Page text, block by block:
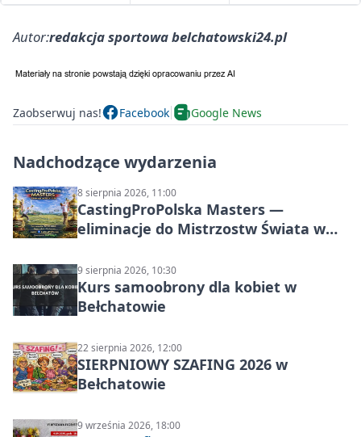
Autor:redakcja sportowa belchatowski24.pl
Zaobserwuj nas! Facebook Google News
Nadchodzące wydarzenia
8 sierpnia 2026, 11:00
CastingProPolska Masters —
eliminacje do Mistrzostw Świata w
9 sierpnia 2026, 10:30
Kurs samoobrony dla kobiet w
Bełchatowie
22 sierpnia 2026, 12:00
SIERPNIOWY SZAFING 2026 w
Bełchatowie
9 września 2026, 18:00